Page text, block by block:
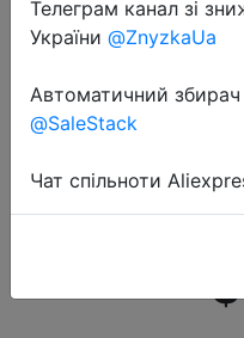
Смартфон
многоязычная
ГБ, Snapdagon
дюйма,
Телеграм канал зі
України @ZnyzkaUa
Автоматичний
@SaleStack
Чат спільноти